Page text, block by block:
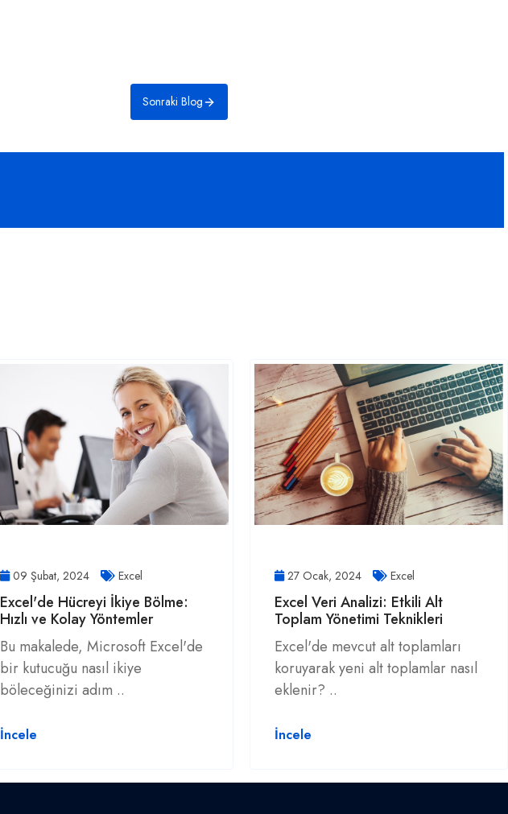
Sonraki Blog
09 Şubat, 2024 Excel
Excel'de Hücreyi İkiye Bölme:
Hızlı ve Kolay Yöntemler
Bu makalede, Microsoft Excel'de
bir kutucuğu nasıl ikiye
böleceğinizi adım ..
İncele
27 Ocak, 2024 Excel
Excel Veri Analizi: Etkili Alt
Toplam Yönetimi Teknikleri
Excel'de mevcut alt toplamları
koruyarak yeni alt toplamlar nasıl
eklenir? ..
İncele